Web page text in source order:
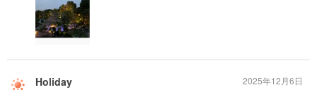
Holiday 2025年12月6日